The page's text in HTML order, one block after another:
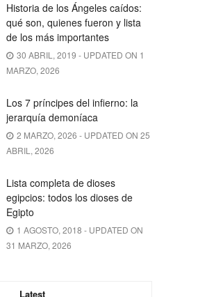
Historia de los Ángeles caídos:
qué son, quienes fueron y lista
de los más importantes
30 ABRIL, 2019 - UPDATED ON 1
MARZO, 2026
Los 7 príncipes del infierno: la
jerarquía demoníaca
2 MARZO, 2026 - UPDATED ON 25
ABRIL, 2026
Lista completa de dioses
egipcios: todos los dioses de
Egipto
1 AGOSTO, 2018 - UPDATED ON
31 MARZO, 2026
Latest